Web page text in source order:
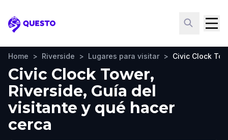
Questo
Home > Riverside > Lugares para visitar > Civic Clock
Civic Clock Tower,
Riverside, Guía del
visitante y qué hacer
cerca